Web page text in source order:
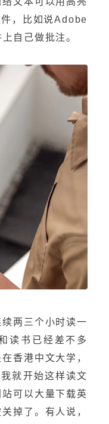
，比如说Adobe
自己做批注。
两三个小时读一
读书已经差不多
香港中文大学，
就开始这样读文
可以大量下载英
掉了。有人说，